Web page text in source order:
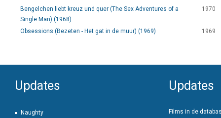
Bengelchen liebt kreuz und quer (The Sex Adventures of a
Single Man) (1968)
1970
Obsessions (Bezeten - Het gat in de muur) (1969) 1969
Updates
Naughty
Updates
Films in de